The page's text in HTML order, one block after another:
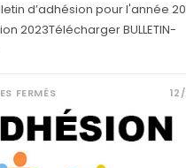
d’adhésion pour l'année
2023Télécharger BULLETIN-
FERMÉSSUR
D’ADHÉSION
2023